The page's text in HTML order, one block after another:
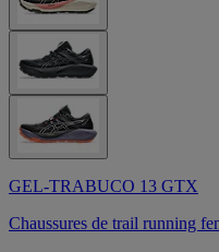
GEL-TRABUCO 13 GTX
Chaussures de trail running